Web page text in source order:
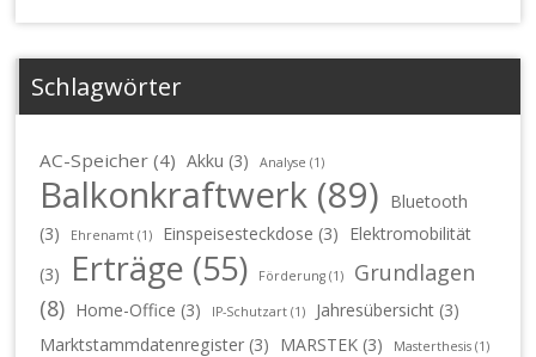
Schlagwörter
AC-Speicher (4) Akku (3) Analyse (1)
Balkonkraftwerk (89) Bluetooth
(3)
Ehrenamt (1) Einspeisesteckdose (3) Elektromobilität
(3)
Erträge (55) Förderung (1)
Grundlagen
(8) Home-Office (3) IP-Schutzart (1) Jahresübersicht (3)
Marktstammdatenregister (3) MARSTEK (3) Masterthesis (1)